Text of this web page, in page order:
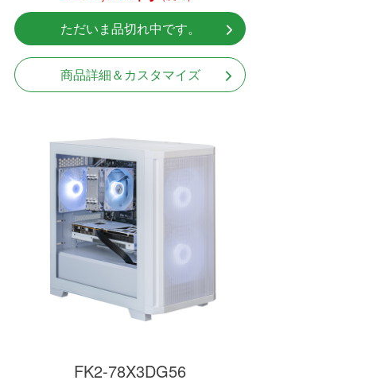
ただいま品切れ中です。
商品詳細＆カスタマイズ
FK2-78X3DG56